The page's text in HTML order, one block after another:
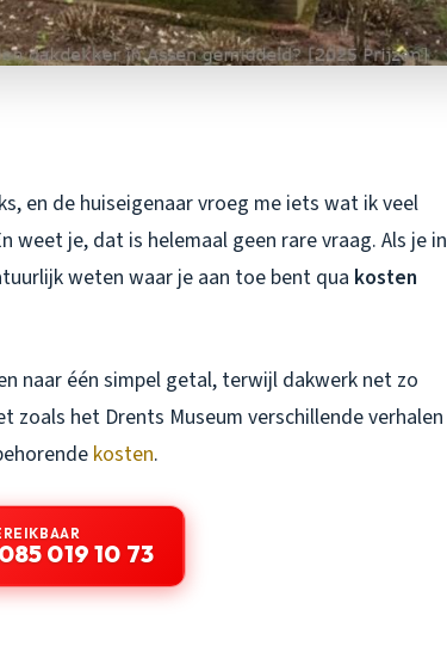
en de huiseigenaar vroeg me iets wat ik veel
weet je, dat is helemaal geen rare vraag. Als je in
weten waar je aan toe bent qua kosten
naar één simpel getal, terwijl dakwerk net zo
zoals het Drents Museum verschillende verhalen
kosten.
019 10 73